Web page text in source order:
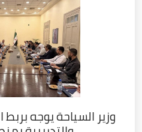
وزير السياحة يوجه